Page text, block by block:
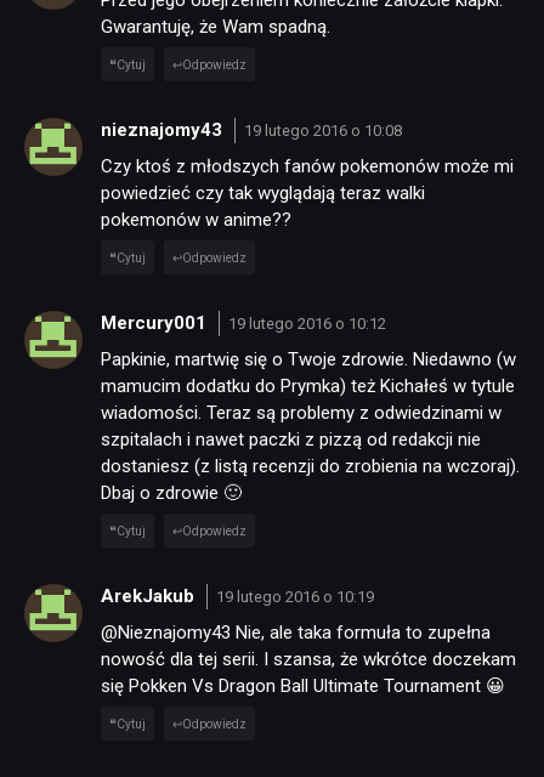
RECENZJE
KULTURA
RETRO
TECHNOLOGIE
DYSKUSJE
JUŻ GRALIŚMY
Gwarantuję, że Wam spadną.
Cytuj Odpowiedz
nieznajomy43 19 lutego 2016 o 10:08
Czy ktoś z młodszych fanów pokemonów może mi
powiedzieć czy tak wyglądają teraz walki
pokemonów w anime??
Cytuj Odpowiedz
Mercury001 19 lutego 2016 o 10:12
Papkinie, martwię się o Twoje zdrowie. Niedawno (w
mamucim dodatku do Prymka) też Kichałeś w tytule
wiadomości. Teraz są problemy z odwiedzinami w
szpitalach i nawet paczki z pizzą od redakcji nie
dostaniesz (z listą recenzji do zrobienia na wczoraj).
Dbaj o zdrowie 🙂
Cytuj Odpowiedz
ArekJakub 19 lutego 2016 o 10:19
@Nieznajomy43 Nie, ale taka formuła to zupełna
nowość dla tej serii. I szansa, że wkrótce doczekam
się Pokken Vs Dragon Ball Ultimate Tournament 😀
Cytuj Odpowiedz